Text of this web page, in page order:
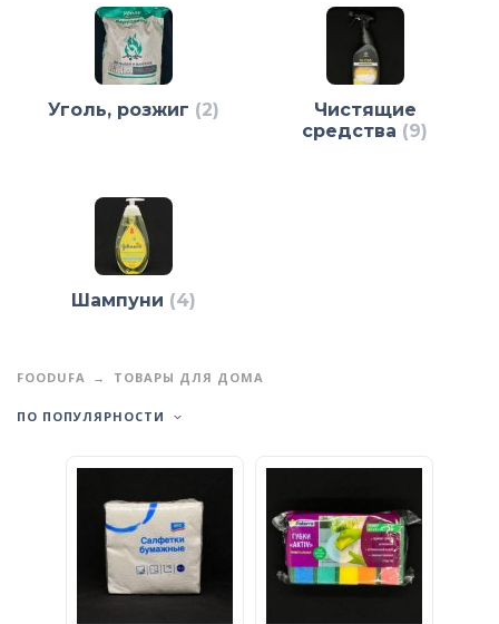
Уголь, розжиг (2)
Чистящие
средства (9)
Шампуни (4)
FOODUFA ТОВАРЫ ДЛЯ ДОМА
ПО ПОПУЛЯРНОСТИ